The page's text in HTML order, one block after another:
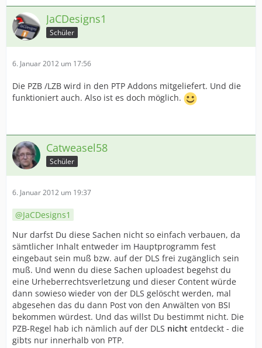
JaCDesigns1
Schüler
6. Januar 2012 um 17:56
Die PZB /LZB wird in den PTP Addons mitgeliefert. Und die
funktioniert auch. Also ist es doch möglich.
Catweasel58
Schüler
6. Januar 2012 um 19:37
JaCDesigns1
Nur darfst Du diese Sachen nicht so einfach verbauen, da
sämtlicher Inhalt entweder im Hauptprogramm fest
eingebaut sein muß bzw. auf der DLS frei zugänglich sein
muß. Und wenn du diese Sachen uploadest begehst du
eine Urheberrechtsverletzung und dieser Content würde
dann sowieso wieder von der DLS gelöscht werden, mal
abgesehen das du dann Post von den Anwälten von BSI
bekommen würdest. Und das willst Du bestimmt nicht. Die
PZB-Regel hab ich nämlich auf der DLS nicht entdeckt - die
gibts nur innerhalb von PTP.